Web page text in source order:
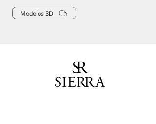
Modelos 3D